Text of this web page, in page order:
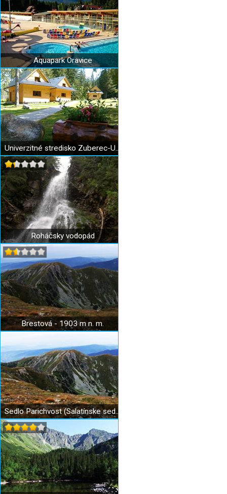
Aquapark Oravice
Univerzitné stredisko Zuberec-UNIZA
Roháčsky vodopád
Brestová - 1903 m n. m.
Sedlo Parichvost (Salatínske sedlo) - 1870 m n. m.